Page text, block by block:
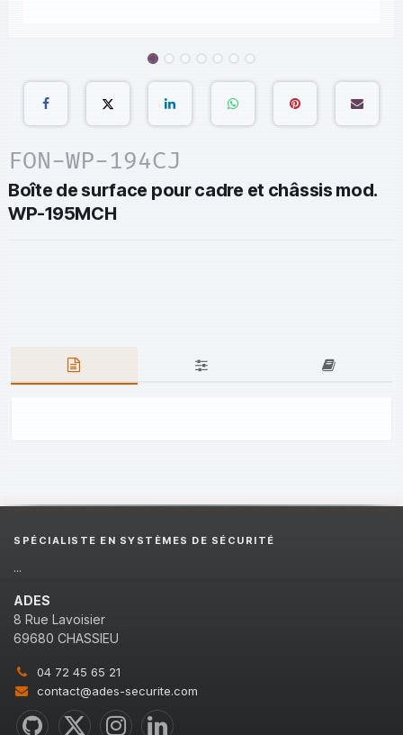
FON-WP-194CJ
Boîte de surface pour cadre et châssis mod.
WP-195MCH
SPÉCIALISTE EN SYSTÈMES DE SÉCURITÉ
...
ADES
8 Rue Lavoisier
69680 CHASSIEU
04 72 45 65 21
contact@ades-securite.com